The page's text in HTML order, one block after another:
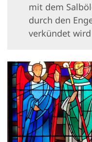
mit dem
durch den
verkündet wird